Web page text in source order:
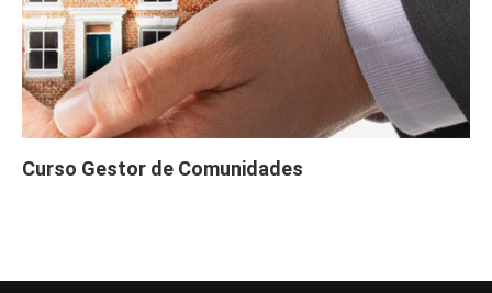
Curso Gestor de Comunidades